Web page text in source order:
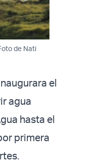
de Nati
el
agua
hasta el
primera